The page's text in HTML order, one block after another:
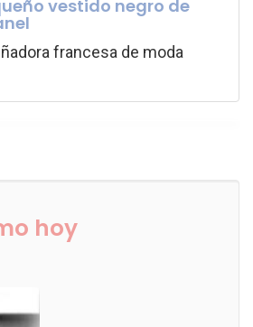
vestido negro de
francesa de moda
hoy